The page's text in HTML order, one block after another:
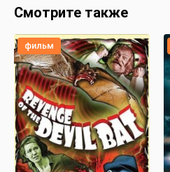
Смотрите также
фильм